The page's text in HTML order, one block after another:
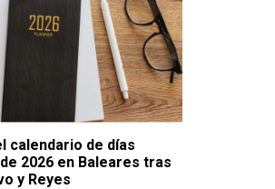
calendario de días
2026 en Baleares tras
y Reyes